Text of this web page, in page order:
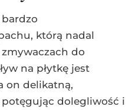
którą nadal
do
na płytkę jest
on delikatną,
potęgując dolegliwość i